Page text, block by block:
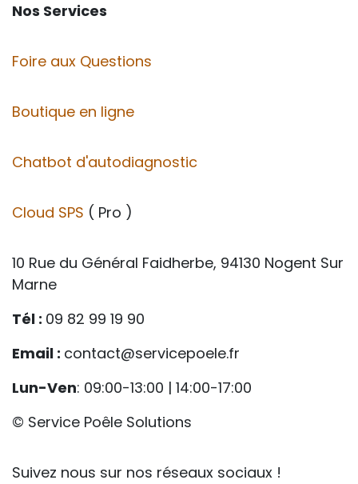
Nos Services
Foire aux Questions
Boutique en ligne
Chatbot d'autodiagnostic
Cloud SPS ( Pro )
10 Rue du Général Faidherbe, 94130 Nogent Sur
Marne
Tél : 09 82 99 19 90
Email : contact@servicepoele.fr
Lun-Ven: 09:00-13:00 | 14:00-17:00
© Service Poêle Solutions
Suivez nous sur nos réseaux sociaux !